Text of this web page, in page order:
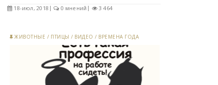
18-июл, 2018 0 мнений 3 464
ЖИВОТНЫЕ / ПТИЦЫ / ВИДЕО / ВРЕМЕНА ГОДА